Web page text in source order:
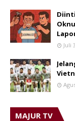
Juli
MAJUR TV